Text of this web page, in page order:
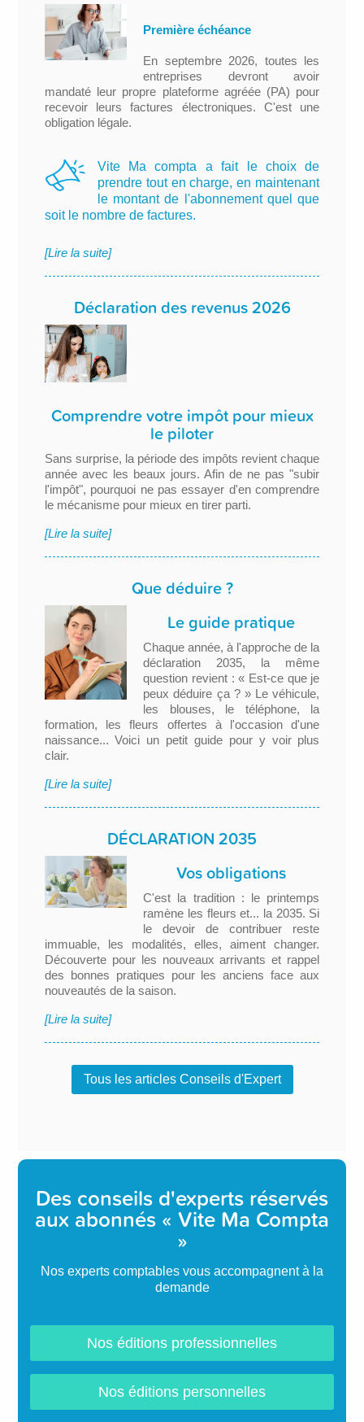
Première échéance
En septembre 2026, toutes les
entreprises devront avoir
mandaté leur propre plateforme agréée (PA) pour
recevoir leurs factures électroniques. C'est une
obligation légale.
Vite Ma compta a fait le choix de
prendre tout en charge, en maintenant
le montant de l'abonnement quel que
soit le nombre de factures.
[Lire la suite]
Déclaration des revenus 2026
Comprendre votre impôt pour mieux
le piloter
Sans surprise, la période des impôts revient chaque
année avec les beaux jours. Afin de ne pas "subir
l'impôt", pourquoi ne pas essayer d'en comprendre
le mécanisme pour mieux en tirer parti.
[Lire la suite]
Que déduire ?
Le guide pratique
Chaque année, à l'approche de la
déclaration 2035, la même
question revient : « Est-ce que je
peux déduire ça ? » Le véhicule,
les blouses, le téléphone, la
formation, les fleurs offertes à l'occasion d'une
naissance... Voici un petit guide pour y voir plus
clair.
[Lire la suite]
DÉCLARATION 2035
Vos obligations
C'est la tradition : le printemps
ramène les fleurs et... la 2035. Si
le devoir de contribuer reste
immuable, les modalités, elles, aiment changer.
Découverte pour les nouveaux arrivants et rappel
des bonnes pratiques pour les anciens face aux
nouveautés de la saison.
[Lire la suite]
Tous les articles Conseils d'Expert
Des conseils d'experts réservés
aux abonnés « Vite Ma Compta
»
Nos experts comptables vous accompagnent à la
demande
Nos éditions professionnelles
Nos éditions personnelles